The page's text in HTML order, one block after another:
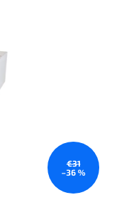
€31
–36 %